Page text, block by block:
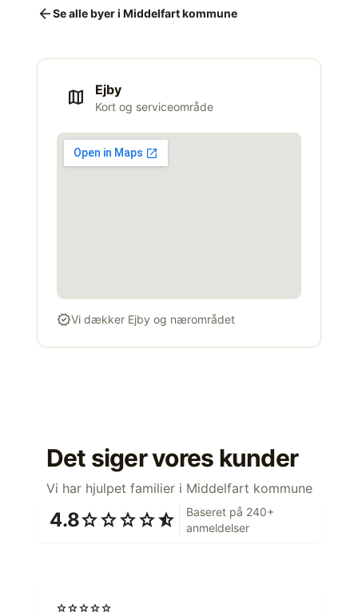
arrow_backSe alle byer i Middelfart kommune
map Ejby
Kort og serviceområde
verifiedVi dækker Ejby og nærområdet
Det siger vores kunder
Vi har hjulpet familier i Middelfart kommune
4.8starstarstarstarstar_half
Baseret på 240+
anmeldelser
starstarstarstarstar